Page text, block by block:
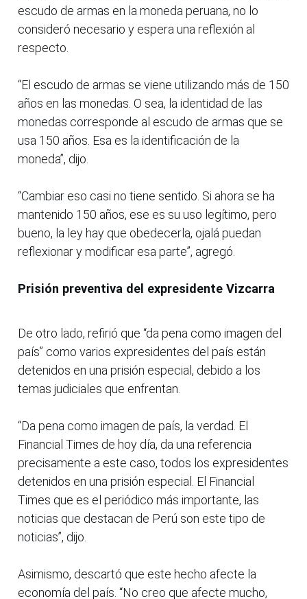
escudo de armas en la moneda peruana, no lo
consideró necesario y espera una reflexión al
respecto.
“El escudo de armas se viene utilizando más de 150
años en las monedas. O sea, la identidad de las
monedas corresponde al escudo de armas que se
usa 150 años. Esa es la identificación de la
moneda”, dijo.
“Cambiar eso casi no tiene sentido. Si ahora se ha
mantenido 150 años, ese es su uso legítimo, pero
bueno, la ley hay que obedecerla, ojalá puedan
reflexionar y modificar esa parte”, agregó.
Prisión preventiva del expresidente Vizcarra
De otro lado, refirió que “da pena como imagen del
país” como varios expresidentes del país están
detenidos en una prisión especial, debido a los
temas judiciales que enfrentan.
“Da pena como imagen de país, la verdad. El
Financial Times de hoy día, da una referencia
precisamente a este caso, todos los expresidentes
detenidos en una prisión especial. El Financial
Times que es el periódico más importante, las
noticias que destacan de Perú son este tipo de
noticias”, dijo.
Asimismo, descartó que este hecho afecte la
economía del país. “No creo que afecte mucho,